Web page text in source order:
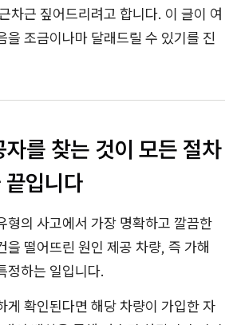
차근 짚어드리려고 합니다. 이 글이 여
을 조금이나마 달래드릴 수 있기를 진
를 찾는 것이 모든 절차
입니다
형의 사고에서 가장 명확하고 깔끔한
을 떨어뜨린 원인 제공 차량, 즉 가해
정하는 일입니다.
게 확인된다면 해당 차량이 가입한 자